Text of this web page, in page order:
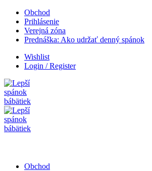
Obchod
Prihlásenie
Verejná zóna
Prednáška: Ako udržať denný spánok
Wishlist
Login / Register
Obchod